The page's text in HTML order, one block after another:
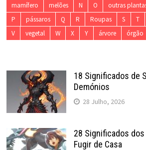
mamífero
melões N O outras
P
pássaros Q R Roupas S T
V
vegetal W X Y árvore órgão
18 Significados de
Demónios
28 Julho, 2026
28 Significados
Fugir de Casa